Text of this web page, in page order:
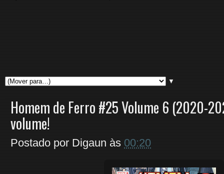
▼
Homem de Ferro #25 Volume 6 (2020-
volume!
Postado por Digaun às 00:20